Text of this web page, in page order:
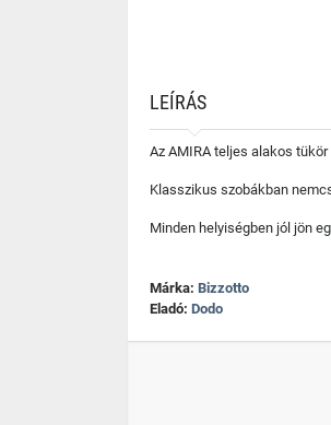
LEÍRÁS
Az AMIRA teljes alakos
Klasszikus szobákban
Minden helyiségben jól jön
Márka: Bizzotto
Eladó: Dodo